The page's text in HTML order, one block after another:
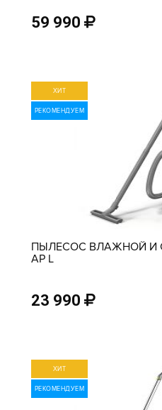
59 990
ХИТ
РЕКОМЕНДУЕМ
ПЫЛЕСОС ВЛАЖНОЙ И
AP L
23 990
ХИТ
РЕКОМЕНДУЕМ